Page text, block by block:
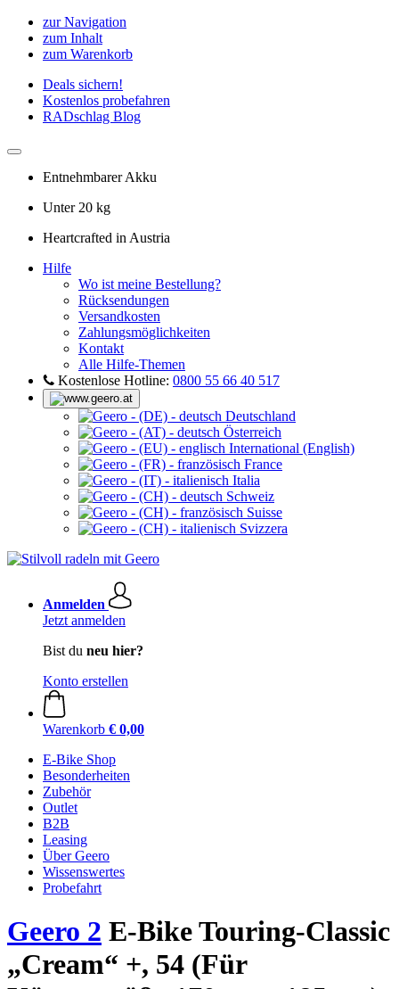
zur Navigation
zum Inhalt
zum Warenkorb
Deals sichern!
Kostenlos probefahren
RADschlag Blog
Entnehmbarer Akku
Unter 20 kg
Heartcrafted in Austria
Hilfe
Wo ist meine Bestellung?
Rücksendungen
Versandkosten
Zahlungsmöglichkeiten
Kontakt
Alle Hilfe-Themen
Kostenlose Hotline: 0800 55 66 40 517
Deutschland
Österreich
International (English)
France
Italia
Schweiz
Suisse
Svizzera
Anmelden
Jetzt anmelden
Bist du neu hier?
Konto erstellen
Warenkorb € 0,00
E-Bike Shop
Besonderheiten
Zubehör
Outlet
B2B
Leasing
Über Geero
Wissenswertes
Probefahrt
Geero 2 E-Bike Touring-Classic
„Cream“ +, 54 (Für